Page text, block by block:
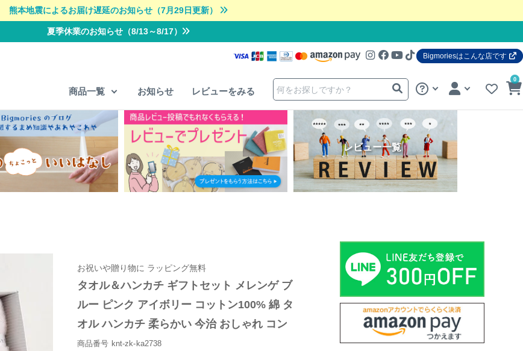
熊本地震によるお届け遅延のお知らせ（7月29日更新）
夏季休業のお知らせ（8/13～8/17）
Bigmoriesはこんな店です
商品一覧 お知らせ レビューをみる
0
レビュー一覧
お祝いや贈り物に ラッピング無料
タオル＆ハンカチ ギフトセット メレンゲ ブ
ルー ピンク アイボリー コットン100% 綿 タ
オル ハンカチ 柔らかい 今治 おしゃれ コン
テックス お祝い 贈り物 プレゼント 日本製
商品番号 knt-zk-ka2738